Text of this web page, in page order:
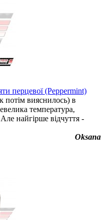
перцевої (Peppermint)
потім вияснилось) в
температура,
найгірше відчуття -
Oksana